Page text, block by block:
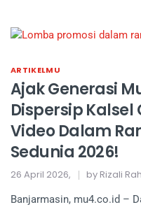
ARTIKELMU
Ajak Generasi
Dispersip
Video Dalam
Sedunia 2026!
26 April 2026, by Rizali
Banjarmasin, mu4.co.id –